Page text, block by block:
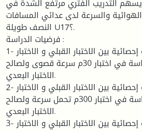
التدريب الفتري مرتفع الشدة في
والسرعة لدى عدائي المسافات
النصف طويلة U17؟.
فرضيات الدراسة :
1- توجد فروق ذات دلالة إحصائية بين الاختبار القبلي و الاختبار
البعدي لعينة الدراسة في اختبار 30م سرعة قصوى ولصالح
الاختبار البعدي.
2- توجد فروق ذات دلالة إحصائية بين الاختبار القبلي و الاختبار
البعدي لعينة الدراسة في اختبار 300م تحمل سرعة ولصالح
الاختبار البعدي.
3- توجد فروق ذات دلالة إحصائية بين الاختبار القبلي و الاختبار